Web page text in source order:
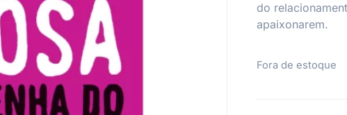
do
apaixonarem.
Fora de estoque